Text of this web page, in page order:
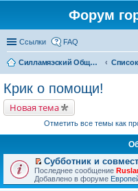
Форум
Ссылки FAQ
Силламяэский Общественный Новостной портал
Крик о помощи!
Новая тема
Отметить все темы как
П
е
р
Субботник и
Последнее сообщение
Добавлено в форуме